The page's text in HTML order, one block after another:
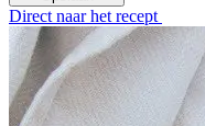
Direct naar het recept